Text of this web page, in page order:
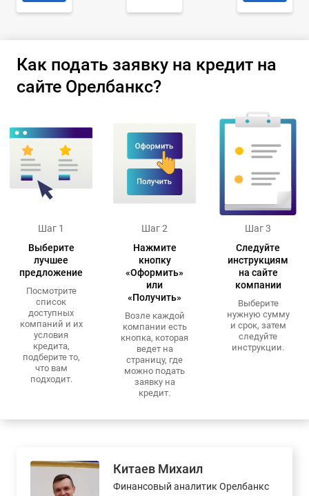
Как подать заявку на кредит на
сайте Орелбанкс?
Шаг 1
Выберите
лучшее
предложение
Посмотрите
список
доступных
компаний и их
условия
кредита,
подберите то,
что вам
подходит.
Шаг 2
Нажмите
кнопку
«Оформить»
или
«Получить»
Возле каждой
компании есть
кнопка, которая
ведет на
страницу, где
можно подать
заявку на
кредит.
Шаг 3
Следуйте
инструкциям
на сайте
компании
Выберите
нужную сумму
и срок, затем
следуйте
инструкции.
Китаев Михаил
Финансовый аналитик Орелбанкс